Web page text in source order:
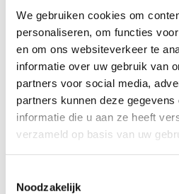
We gebruiken cookies om
personaliseren, om functies
en om ons websiteverkeer te
informatie over uw gebruik van
partners voor social media,
partners kunnen deze
informatie die u aan ze heeft
verzameld op basis van uw
Noodzakelijk